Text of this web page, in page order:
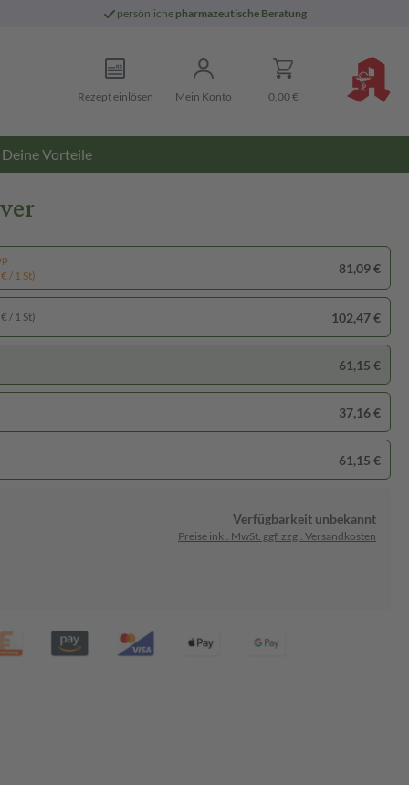
persönliche pharmazeutische Beratung
Rezept einlösen Mein Konto 0,00 €
Deine Vorteile
/ 1 St)
81,09 €
/ 1 St) 102,47 €
61,15 €
37,16 €
61,15 €
Verfügbarkeit unbekannt
Preise inkl. MwSt. ggf. zzgl. Versandkosten